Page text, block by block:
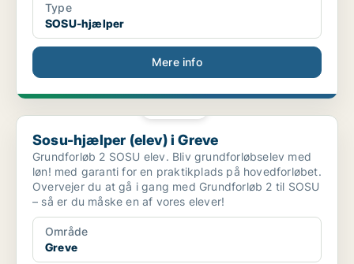
Type
SOSU-hjælper
Mere info
Sosu-hjælper (elev) i Greve
Sosu-hjælper (elev) i Greve
Grundforløb 2 SOSU elev. Bliv grundforløbselev med
løn! med garanti for en praktikplads på hovedforløbet.
Overvejer du at gå i gang med Grundforløb 2 til SOSU
– så er du måske en af vores elever!
Område
Greve